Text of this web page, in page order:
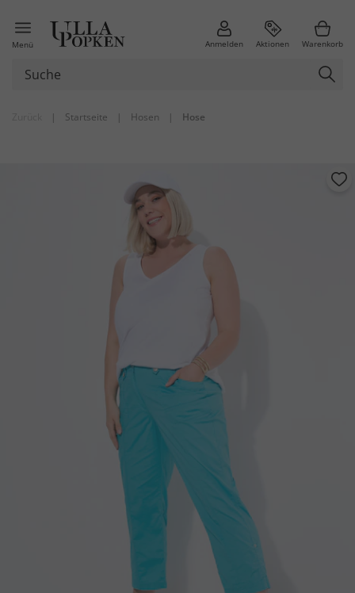
Menü Anmelden Aktionen Warenkorb
| Startseite | Hosen | Hose